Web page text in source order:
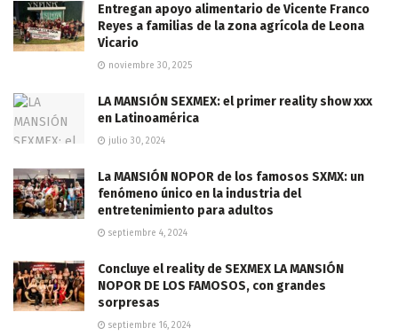
Entregan apoyo alimentario de Vicente Franco
Reyes a familias de la zona agrícola de Leona
Vicario
noviembre 30, 2025
LA MANSIÓN SEXMEX: el primer reality show xxx
en Latinoamérica
julio 30, 2024
La MANSIÓN NOPOR de los famosos SXMX: un
fenómeno único en la industria del
entretenimiento para adultos
septiembre 4, 2024
Concluye el reality de SEXMEX LA MANSIÓN
NOPOR DE LOS FAMOSOS, con grandes
sorpresas
septiembre 16, 2024